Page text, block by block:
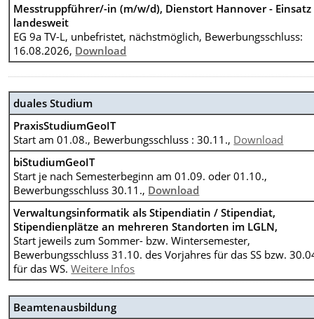
Messtruppführer/-in (m/w/d), Dienstort Hannover - Einsatz
landesweit
EG 9a TV-L, unbefristet, nächstmöglich, Bewerbungsschluss:
16.08.2026, Download
duales Studium
PraxisStudiumGeoIT
Start am 01.08., Bewerbungsschluss : 30.11., Download
biStudiumGeoIT
Start je nach Semesterbeginn am 01.09. oder 01.10.,
Bewerbungsschluss 30.11., Download
Verwaltungsinformatik als Stipendiatin / Stipendiat,
Stipendienplätze an mehreren Standorten im LGLN,
Start jeweils zum Sommer- bzw. Wintersemester,
Bewerbungsschluss 31.10. des Vorjahres für das SS bzw.
für das WS.Weitere Infos
Beamtenausbildung